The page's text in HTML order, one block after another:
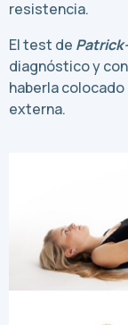
resistencia.
El test de
diagnóstico y
haberla
externa.